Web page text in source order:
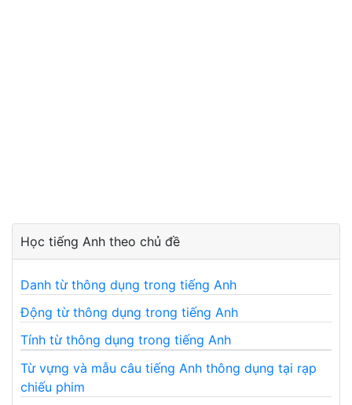
Học tiếng Anh theo chủ đề
Danh từ thông dụng trong tiếng Anh
Động từ thông dụng trong tiếng Anh
Tính từ thông dụng trong tiếng Anh
Từ vựng và mẫu câu tiếng Anh thông dụng tại rạp
chiếu phim